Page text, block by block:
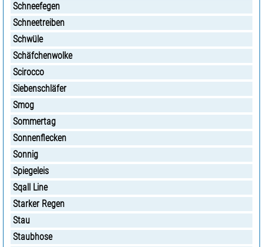
Schneefegen
Schneetreiben
Schwüle
Schäfchenwolke
Scirocco
Siebenschläfer
Smog
Sommertag
Sonnenflecken
Sonnig
Spiegeleis
Sqall Line
Starker Regen
Stau
Staubhose